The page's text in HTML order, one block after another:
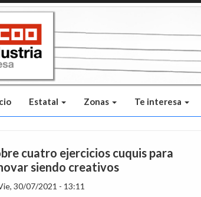
Estatal Zonas Te interesa
cuatro ejercicios cuquis para
siendo creativos
30/07/2021 - 13:11